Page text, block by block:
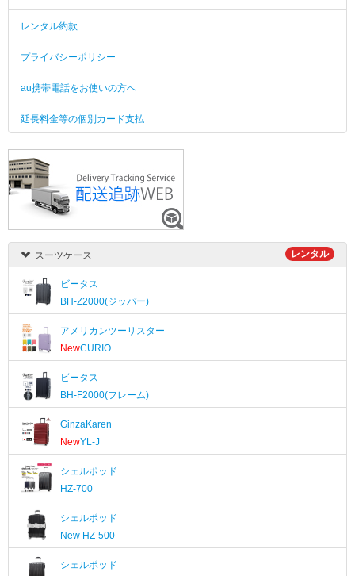
レンタル約款
プライバシーポリシー
au携帯電話をお使いの方へ
延長料金等の個別カード支払
スーツケース レンタル
ビータス
BH-Z2000(ジッパー)
アメリカンツーリスター
NewCURIO
ビータス
BH-F2000(フレーム)
GinzaKaren
NewYL-J
シェルポッド
HZ-700
シェルポッド
New HZ-500
シェルポッド